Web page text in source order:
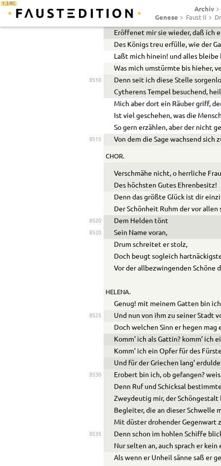
1.3 RC
Archiv
Genese
Faust II
Geschah’s daß mir, erwählt aus
In Bräutigams-Gestalt entgegen
Eröffenet mir sie wieder, daß ich
Des Königs treu erfülle, wie der
Laßt mich hinein! und alles bleibe
Was mich umstürmte bis hieher,
8510 Denn seit ich dieseStelle
Cytherens Tempel besuchend,
Mich aber dort ein Räuber griff,
Ist viel geschehen, was die
So gern erzählen, aber der nicht
8515 Von dem die Sage wachsend sich
CHOR.
Verschmähe nicht, o herrliche
Des höchsten Gutes Ehrenbesitz!
Denn das größte Glück ist dir
Der Schönheit Ruhm der vor allen
8520 Dem Helden tönt
8520
Sein Name voran,
Drum schreitet er stolz,
Doch beugt sogleich
Vor der allbezwingenden Schöne
HELENA.
Genug! mit meinem Gatten bin
8525
Und nun von ihm zu seiner Stadt
Doch welchen Sinn er hegen mag
Komm’ ich als Gattin? komm’ ich
Komm’ ich ein Opfer für des
Und für der Griechen lang’
8530
Erobert bin ich, ob gefangen?
Denn Ruf und Schicksal
Zweydeutig mir, der Schöngestalt
Begleiter, die an dieser Schwelle
Mit düster drohender Gegenwart
8535
Denn schon im hohlen Schiffe
Nur selten an, auch sprach er
Als wenn er Unheil sänne saß er